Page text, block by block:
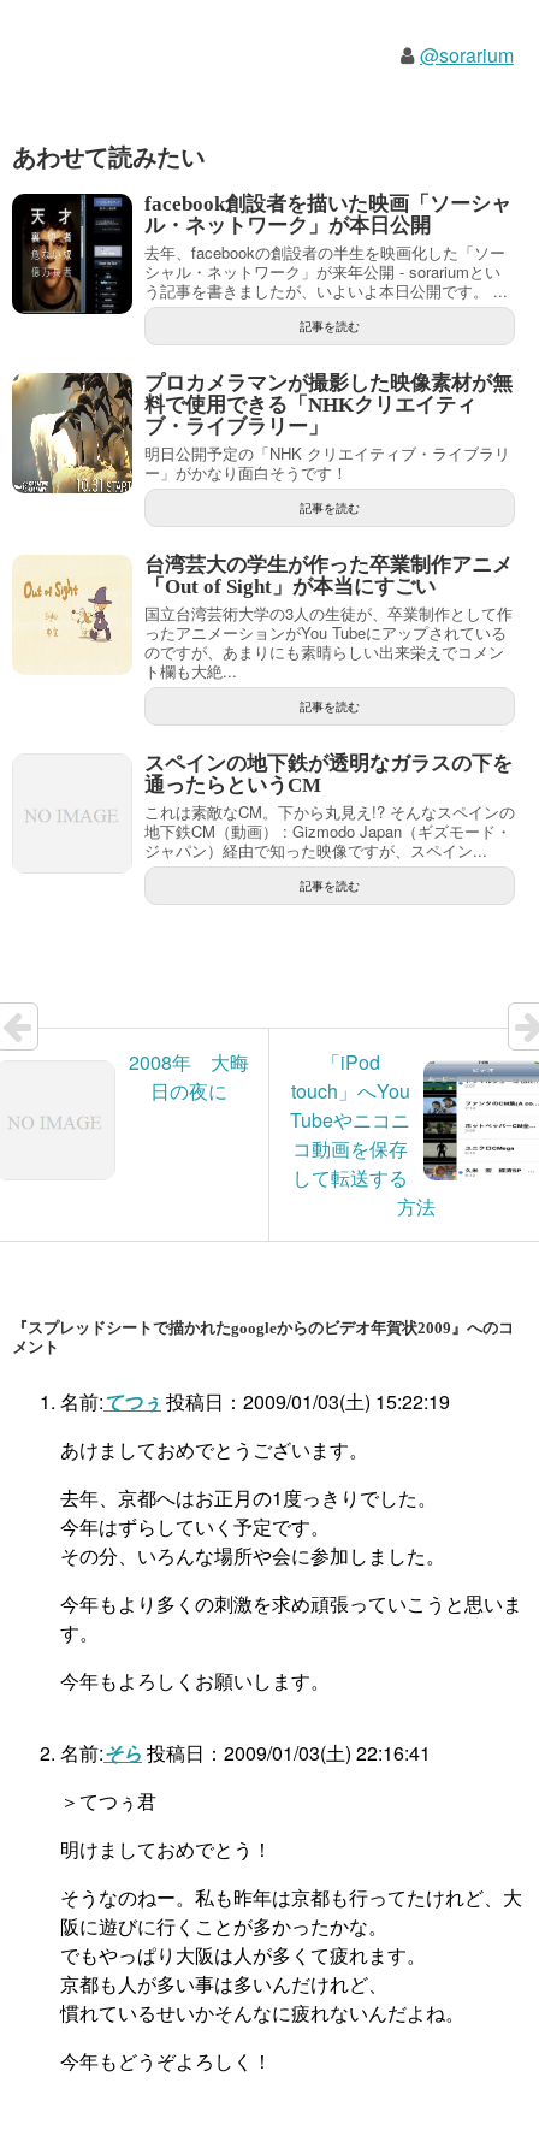
@sorarium
あわせて読みたい
facebook創設者を描いた映画「ソーシャ
ル・ネットワーク」が本日公開
去年、facebookの創設者の半生を映画化した「ソー
シャル・ネットワーク」が来年公開 - sorariumとい
う記事を書きましたが、いよいよ本日公開です。 ...
記事を読む
プロカメラマンが撮影した映像素材が無
料で使用できる「NHKクリエイティ
ブ・ライブラリー」
明日公開予定の「NHK クリエイティブ・ライブラリ
ー」がかなり面白そうです！
記事を読む
台湾芸大の学生が作った卒業制作アニメ
「Out of Sight」が本当にすごい
国立台湾芸術大学の3人の生徒が、卒業制作として作
ったアニメーションがYou Tubeにアップされている
のですが、あまりにも素晴らしい出来栄えでコメン
ト欄も大絶...
記事を読む
スペインの地下鉄が透明なガラスの下を
通ったらというCM
これは素敵なCM。下から丸見え!? そんなスペインの
地下鉄CM（動画） : Gizmodo Japan（ギズモード・
ジャパン）経由で知った映像ですが、スペイン...
記事を読む
2008年 大晦
日の夜に
「iPod
touch」へYou
Tubeやニコニ
コ動画を保存
して転送する
方法
『スプレッドシートで描かれたgoogleからのビデオ年賀状2009』へのコ
メント
名前:てつぅ 投稿日：2009/01/03(土) 15:22:19
あけましておめでとうございます。
去年、京都へはお正月の1度っきりでした。
今年はずらしていく予定です。
その分、いろんな場所や会に参加しました。
今年もより多くの刺激を求め頑張っていこうと思いま
す。
今年もよろしくお願いします。
名前:そら 投稿日：2009/01/03(土) 22:16:41
＞てつぅ君
明けましておめでとう！
そうなのねー。私も昨年は京都も行ってたけれど、大
阪に遊びに行くことが多かったかな。
でもやっぱり大阪は人が多くて疲れます。
京都も人が多い事は多いんだけれど、
慣れているせいかそんなに疲れないんだよね。
今年もどうぞよろしく！